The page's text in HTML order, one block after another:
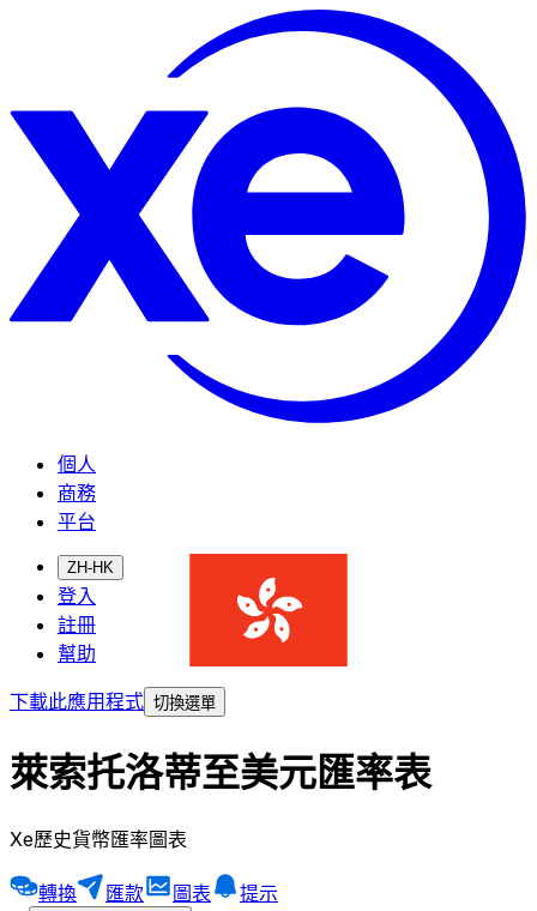
個人
商務
平台
ZH-HK
登入
註冊
幫助
下載此應用程式 切換選單
萊索托洛蒂至美元匯率表
Xe歷史貨幣匯率圖表
轉換 匯款 圖表
提示